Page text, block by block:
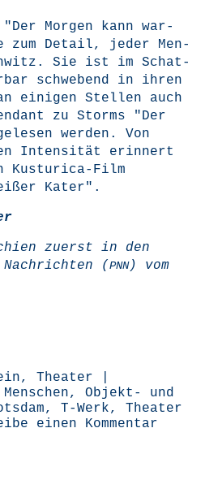
Mor­gen kann war­
Detail, jeder Men­
Sie ist im Schat­
schwe­bend in ihren
eini­gen Stel­len auch
zu Storms "Der
wer­den. Von
Inten­si­tät erin­nert
Kus­tu­rica-Film
Kater".
zuerst in den
Nach­rich­ten (PNN) vom
, Theater
, Objekt- und
, T-Werk, Theater
einen Kommentar